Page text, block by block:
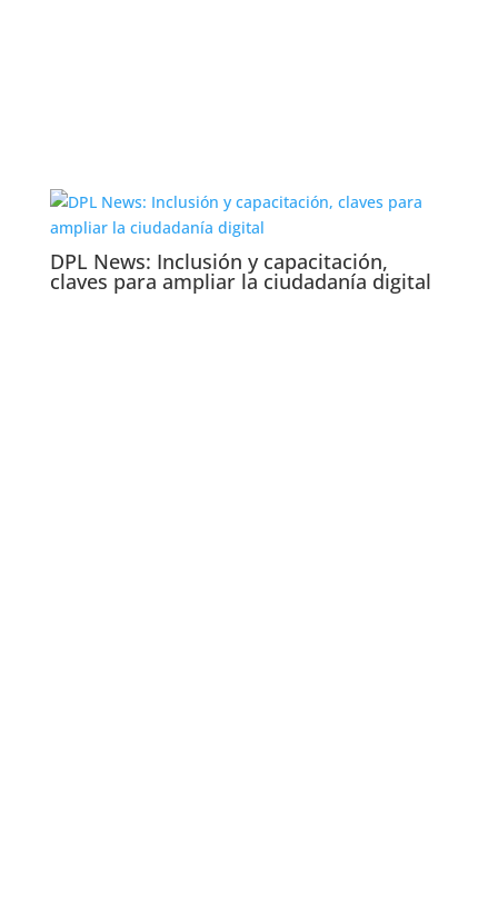
DPL News: Inclusión y capacitación,
claves para ampliar la ciudadanía digital